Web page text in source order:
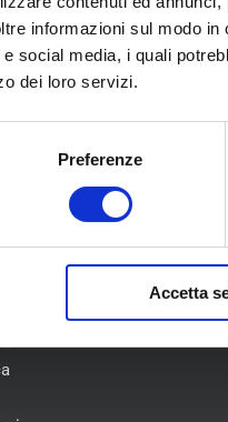
informazioni sul modo
social media, i quali
dei loro servizi.
Preferenze
Accetta